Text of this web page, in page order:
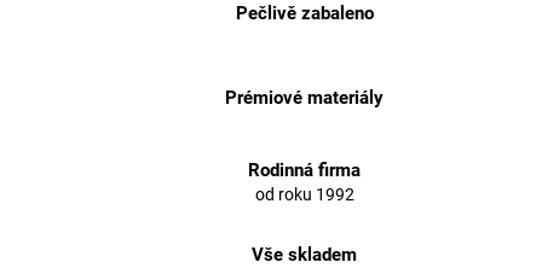
Pečlivě zabaleno
Prémiové materiály
Rodinná firma
od roku 1992
Vše skladem